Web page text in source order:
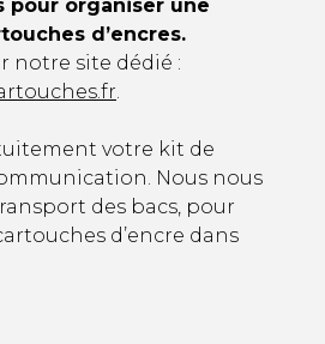
pour organiser une
d’encres.
notre site dédié :
.
votre kit de
Nous nous
des bacs, pour
d’encre dans